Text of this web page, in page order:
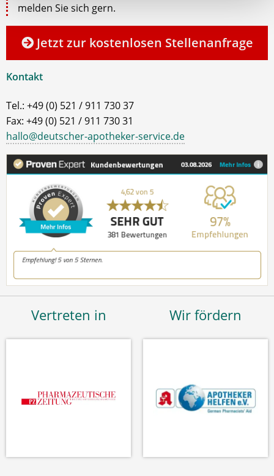
melden Sie sich gern.
Jetzt zur kostenlosen Stellenanfrage
Kontakt
Tel.: +49 (0) 521 / 911 730 37
Fax: +49 (0) 521 / 911 730 31
hallo@deutscher-apotheker-service.de
Vertreten in Wir fördern